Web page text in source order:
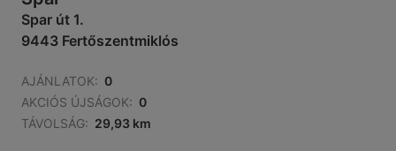
Spar út 1.
9443 Fertőszentmiklós
AJÁNLATOK: 0
AKCIÓS ÚJSÁGOK: 0
TÁVOLSÁG: 29,93 km